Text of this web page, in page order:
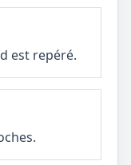
est repéré.